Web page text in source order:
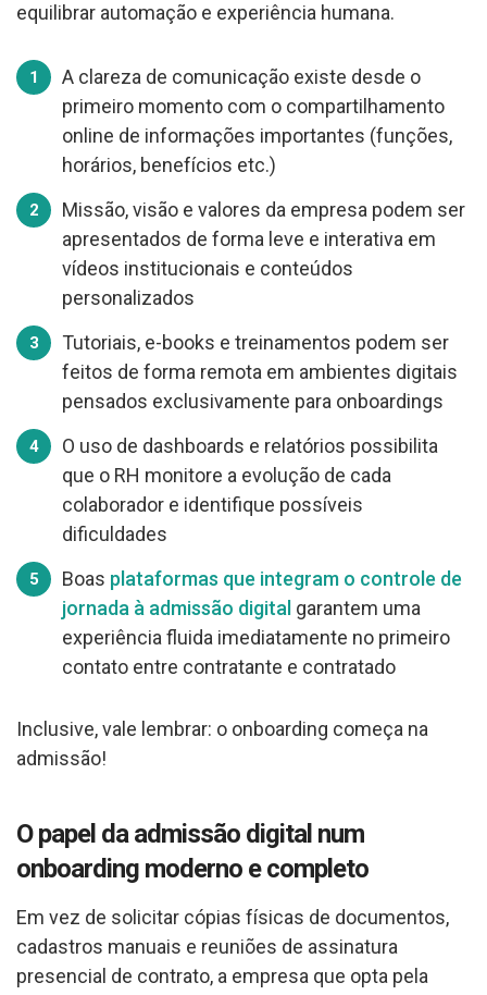
equilibrar automação e experiência humana.
A clareza de comunicação existe desde o
primeiro momento com o compartilhamento
online de informações importantes (funções,
horários, benefícios etc.)
Missão, visão e valores da empresa podem ser
apresentados de forma leve e interativa em
vídeos institucionais e conteúdos
personalizados
Tutoriais, e-books e treinamentos podem ser
feitos de forma remota em ambientes digitais
pensados exclusivamente para onboardings
O uso de dashboards e relatórios possibilita
que o RH monitore a evolução de cada
colaborador e identifique possíveis
dificuldades
Boas plataformas que integram o controle de
jornada à admissão digital garantem uma
experiência fluida imediatamente no primeiro
contato entre contratante e contratado
Inclusive, vale lembrar: o onboarding começa na
admissão!
O papel da admissão digital num
onboarding moderno e completo
Em vez de solicitar cópias físicas de documentos,
cadastros manuais e reuniões de assinatura
presencial de contrato, a empresa que opta pela